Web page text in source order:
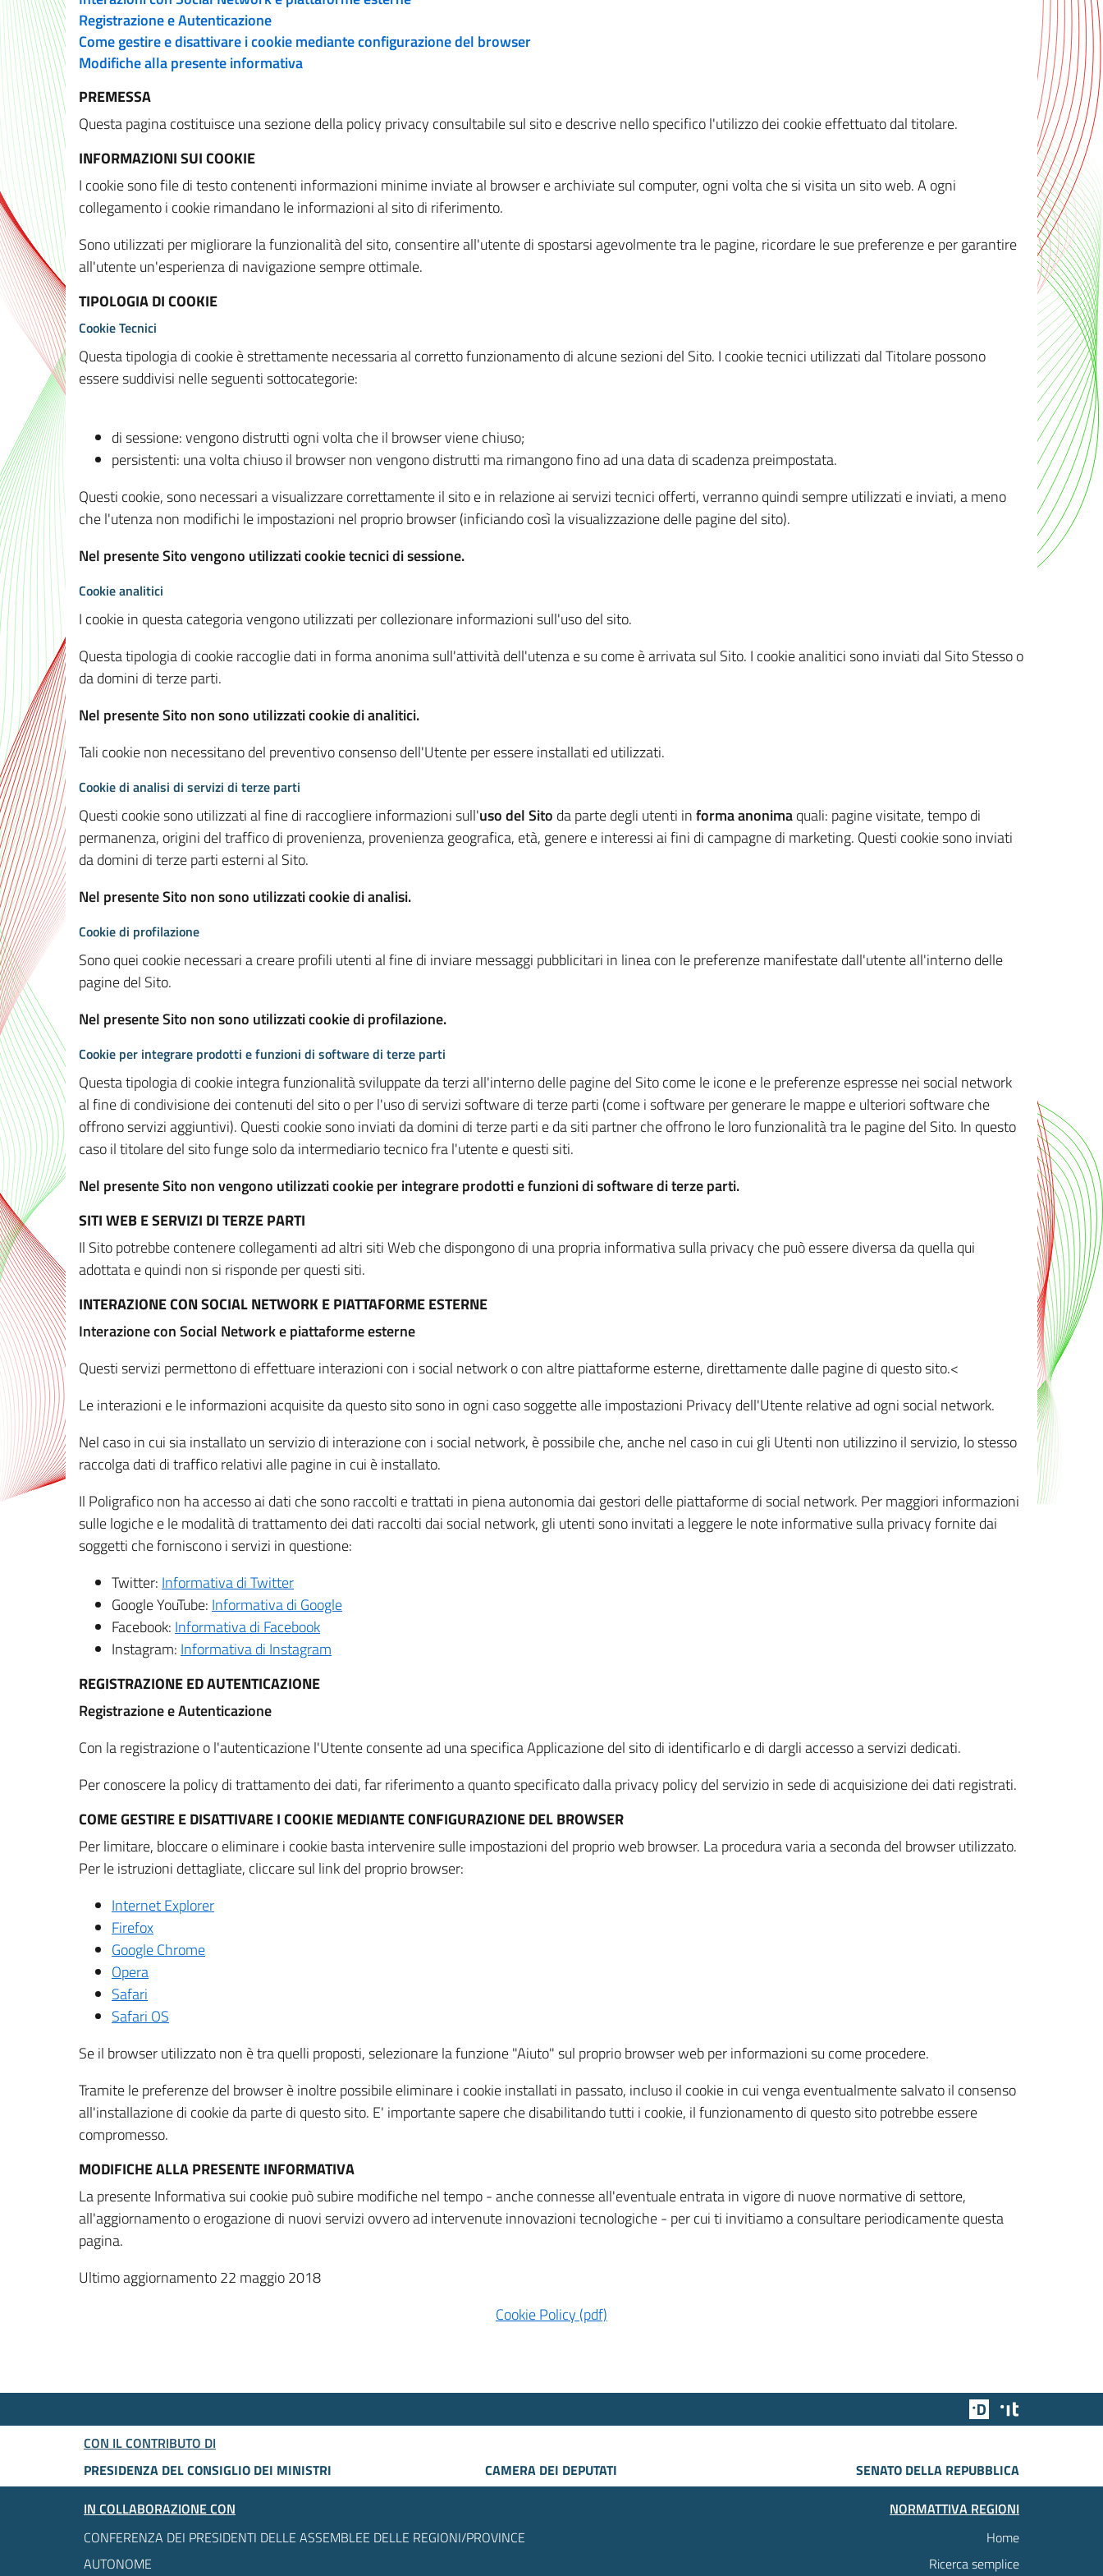
Registrazione e Autenticazione
Come gestire e disattivare i cookie mediante configurazione del browser
Modifiche alla presente informativa
PREMESSA
Questa pagina costituisce una sezione della policy privacy consultabile sul sito e descrive nello specifico l'utilizzo dei cookie effettuato dal titolare.
INFORMAZIONI SUI COOKIE
I cookie sono file di testo contenenti informazioni minime inviate al browser e archiviate sul computer, ogni volta che si visita un sito web. A ogni
collegamento i cookie rimandano le informazioni al sito di riferimento.
Sono utilizzati per migliorare la funzionalità del sito, consentire all'utente di spostarsi agevolmente tra le pagine, ricordare le sue preferenze e per garantire
all'utente un'esperienza di navigazione sempre ottimale.
TIPOLOGIA DI COOKIE
Cookie Tecnici
Questa tipologia di cookie è strettamente necessaria al corretto funzionamento di alcune sezioni del Sito. I cookie tecnici utilizzati dal Titolare possono
essere suddivisi nelle seguenti sottocategorie:
di sessione: vengono distrutti ogni volta che il browser viene chiuso;
persistenti: una volta chiuso il browser non vengono distrutti ma rimangono fino ad una data di scadenza preimpostata.
Questi cookie, sono necessari a visualizzare correttamente il sito e in relazione ai servizi tecnici offerti, verranno quindi sempre utilizzati e inviati, a meno
che l'utenza non modifichi le impostazioni nel proprio browser (inficiando così la visualizzazione delle pagine del sito).
Nel presente Sito vengono utilizzati cookie tecnici di sessione.
Cookie analitici
I cookie in questa categoria vengono utilizzati per collezionare informazioni sull'uso del sito.
Questa tipologia di cookie raccoglie dati in forma anonima sull'attività dell'utenza e su come è arrivata sul Sito. I cookie analitici sono inviati dal Sito Stesso o
da domini di terze parti.
Nel presente Sito non sono utilizzati cookie di analitici.
Tali cookie non necessitano del preventivo consenso dell'Utente per essere installati ed utilizzati.
Cookie di analisi di servizi di terze parti
Questi cookie sono utilizzati al fine di raccogliere informazioni sull'uso del Sito da parte degli utenti informa anonimaquali: pagine visitate, tempo di
permanenza, origini del traffico di provenienza, provenienza geografica, età, genere e interessi ai fini di campagne di marketing. Questi cookie sono inviati
da domini di terze parti esterni al Sito.
Nel presente Sito non sono utilizzati cookie di analisi.
Cookie di profilazione
Sono quei cookie necessari a creare profili utenti al fine di inviare messaggi pubblicitari in linea con le preferenze manifestate dall'utente all'interno delle
pagine del Sito.
Nel presente Sito non sono utilizzati cookie di profilazione.
Cookie per integrare prodotti e funzioni di software di terze parti
Questa tipologia di cookie integra funzionalità sviluppate da terzi all'interno delle pagine del Sito come le icone e le preferenze espresse nei social network
al fine di condivisione dei contenuti del sito o per l'uso di servizi software di terze parti (come i software per generare le mappe e ulteriori software che
offrono servizi aggiuntivi). Questi cookie sono inviati da domini di terze parti e da siti partner che offrono le loro funzionalità tra le pagine del Sito. In questo
caso il titolare del sito funge solo da intermediario tecnico fra l'utente e questi siti.
Nel presente Sito non vengono utilizzati cookie per integrare prodotti e funzioni di software di terze parti.
SITI WEB E SERVIZI DI TERZE PARTI
Il Sito potrebbe contenere collegamenti ad altri siti Web che dispongono di una propria informativa sulla privacy che può essere diversa da quella qui
adottata e quindi non si risponde per questi siti.
INTERAZIONE CON SOCIAL NETWORK E PIATTAFORME ESTERNE
Interazione con Social Network e piattaforme esterne
Questi servizi permettono di effettuare interazioni con i social network o con altre piattaforme esterne, direttamente dalle pagine di questo sito.<
Le interazioni e le informazioni acquisite da questo sito sono in ogni caso soggette alle impostazioni Privacy dell'Utente relative ad ogni social network.
Nel caso in cui sia installato un servizio di interazione con i social network, è possibile che, anche nel caso in cui gli Utenti non utilizzino il servizio, lo stesso
raccolga dati di traffico relativi alle pagine in cui è installato.
Il Poligrafico non ha accesso ai dati che sono raccolti e trattati in piena autonomia dai gestori delle piattaforme di social network. Per maggiori informazioni
sulle logiche e le modalità di trattamento dei dati raccolti dai social network, gli utenti sono invitati a leggere le note informative sulla privacy fornite dai
soggetti che forniscono i servizi in questione:
Twitter: Informativa di Twitter
Google YouTube: Informativa di Google
Facebook: Informativa di Facebook
Instagram: Informativa di Instagram
REGISTRAZIONE ED AUTENTICAZIONE
Registrazione e Autenticazione
Con la registrazione o l'autenticazione l'Utente consente ad una specifica Applicazione del sito di identificarlo e di dargli accesso a servizi dedicati.
Per conoscere la policy di trattamento dei dati, far riferimento a quanto specificato dalla privacy policy del servizio in sede di acquisizione dei dati registrati.
COME GESTIRE E DISATTIVARE I COOKIE MEDIANTE CONFIGURAZIONE DEL BROWSER
Per limitare, bloccare o eliminare i cookie basta intervenire sulle impostazioni del proprio web browser. La procedura varia a seconda del browser utilizzato.
Per le istruzioni dettagliate, cliccare sul link del proprio browser:
Internet Explorer
Firefox
Google Chrome
Opera
Safari
Safari OS
Se il browser utilizzato non è tra quelli proposti, selezionare la funzione "Aiuto" sul proprio browser web per informazioni su come procedere.
Tramite le preferenze del browser è inoltre possibile eliminare i cookie installati in passato, incluso il cookie in cui venga eventualmente salvato il consenso
all'installazione di cookie da parte di questo sito. E' importante sapere che disabilitando tutti i cookie, il funzionamento di questo sito potrebbe essere
compromesso.
MODIFICHE ALLA PRESENTE INFORMATIVA
La presente Informativa sui cookie può subire modifiche nel tempo - anche connesse all'eventuale entrata in vigore di nuove normative di settore,
all'aggiornamento o erogazione di nuovi servizi ovvero ad intervenute innovazioni tecnologiche - per cui ti invitiamo a consultare periodicamente questa
pagina.
Ultimo aggiornamento 22 maggio 2018
Cookie Policy (pdf)
Team Digitale
CON IL CONTRIBUTO DI
PRESIDENZA DEL CONSIGLIO DEI MINISTRI
CAMERA DEI DEPUTATI
SENATO DELLA REPUBBLICA
IN COLLABORAZIONE CON
CONFERENZA DEI PRESIDENTI DELLE ASSEMBLEE DELLE REGIONI/PROVINCE
AUTONOME
NORMATTIVA REGIONI
Home
Ricerca semplice